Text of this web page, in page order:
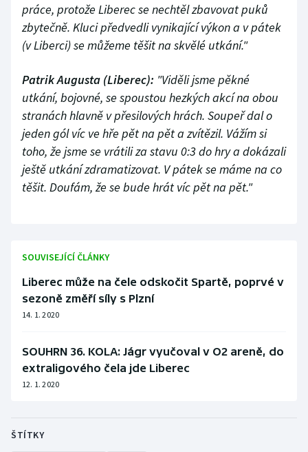
práce, protože Liberec se nechtěl zbavovat puků
zbytečně. Kluci předvedli vynikající výkon a v pátek
(v Liberci) se můžeme těšit na skvělé utkání."
Patrik Augusta (Liberec): "Viděli jsme pěkné
utkání, bojovné, se spoustou hezkých akcí na obou
stranách hlavně v přesilových hrách. Soupeř dal o
jeden gól víc ve hře pět na pět a zvítězil. Vážím si
toho, že jsme se vrátili za stavu 0:3 do hry a dokázali
ještě utkání zdramatizovat. V pátek se máme na co
těšit. Doufám, že se bude hrát víc pět na pět."
SOUVISEJÍCÍ ČLÁNKY
Liberec může na čele odskočit Spartě, poprvé v
sezoně změří síly s Plzní
14. 1. 2020
SOUHRN 36. KOLA: Jágr vyučoval v O2 areně, do
extraligového čela jde Liberec
12. 1. 2020
ŠTÍTKY